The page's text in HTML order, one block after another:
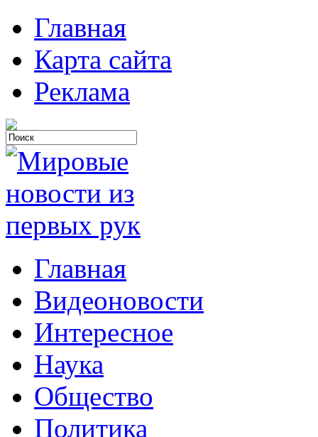
Главная
Карта сайта
Реклама
Главная
Видеоновости
Интересное
Наука
Общество
Политика